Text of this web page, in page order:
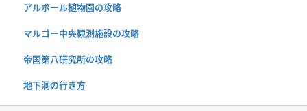
アルボール植物園の攻略
マルゴー中央観測施設の攻略
帝国第八研究所の攻略
地下洞の行き方